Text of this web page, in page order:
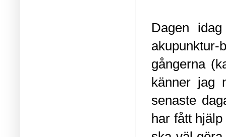
Dagen
gångerna
känner jag
senaste
har fått